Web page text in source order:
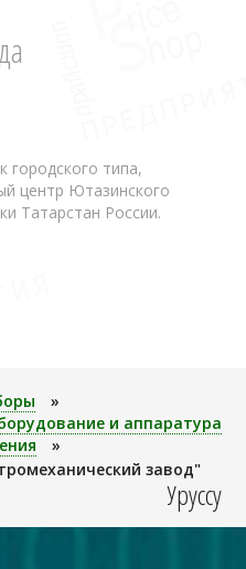
городского типа,
центр Ютазинского
Татарстан России.
»
и аппаратура
»
завод"
Уруссу